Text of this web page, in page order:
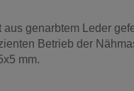
aus genarbtem Leder
Betrieb der
mm.